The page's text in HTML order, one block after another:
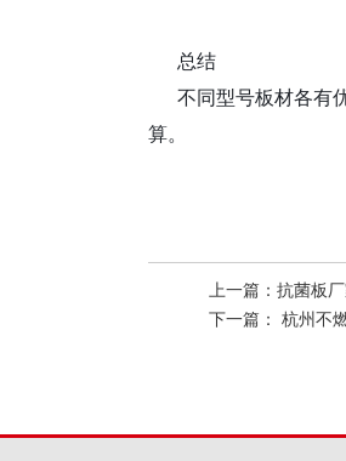
总结
不同型号板材各有
算。
上一篇： 抗菌板厂家
下一篇：
杭州不燃板